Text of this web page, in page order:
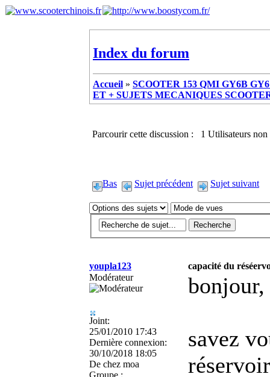
Index du forum
Accueil » SCOOTER 153 QMI GY6B
ET + SUJETS MECANIQUES
Parcourir cette discussion : 1 Utilisateurs non
Bas Sujet précédent Sujet suivant
youpla123
capacité du
Modérateur
Joint:
25/01/2010 17:43
Dernière connexion:
30/10/2018 18:05
De chez moa
Groupe :
bonjour,
savez